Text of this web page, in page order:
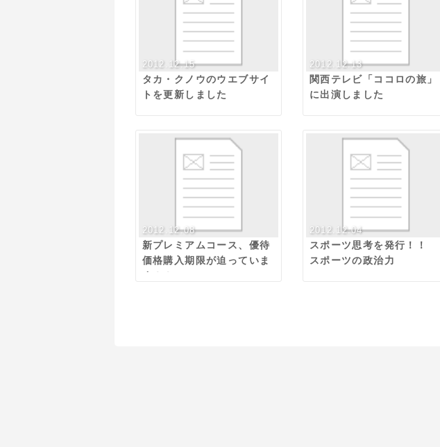
2012.12.15
タカ・クノウのウエブサイ
トを更新しました
2012.12.13
関西テレビ「ココロの旅」
に出演しました
2012.12.08
新プレミアムコース、優待
価格購入期限が迫っていま
す！！
2012.12.04
スポーツ思考を発行！！
スポーツの政治力